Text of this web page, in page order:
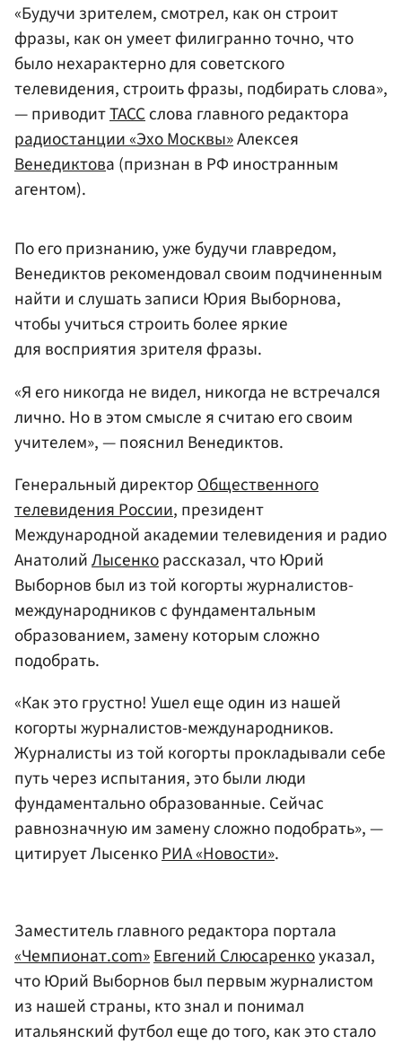
«Будучи зрителем, смотрел, как он строит
фразы, как он умеет филигранно точно, что
было нехарактерно для советского
телевидения, строить фразы, подбирать слова»,
— приводитТАССслова главного редактора
радиостанции «Эхо Москвы»Алексея
Венедиктова (признан в РФ иностранным
агентом).
По его признанию, уже будучи главредом,
Венедиктов рекомендовал своим подчиненным
найти и слушать записи Юрия Выборнова,
чтобы учиться строить более яркие
для восприятия зрителя фразы.
«Я его никогда не видел, никогда не встречался
лично. Но в этом смысле я считаю его своим
учителем», — пояснил Венедиктов.
Генеральный директорОбщественного
телевидения России, президент
Международной академии телевидения и радио
АнатолийЛысенкорассказал, что Юрий
Выборнов был из той когорты журналистов-
международников с фундаментальным
образованием, замену которым сложно
подобрать.
«Как это грустно! Ушел еще один из нашей
когорты журналистов-международников.
Журналисты из той когорты прокладывали себе
путь через испытания, это были люди
фундаментально образованные. Сейчас
равнозначную им замену сложно подобрать», —
цитирует ЛысенкоРИА «Новости».
Заместитель главного редактора портала
«Чемпионат.com»Евгений Слюсаренкоуказал,
что Юрий Выборнов был первым журналистом
из нашей страны, кто знал и понимал
итальянский футбол еще до того, как это стало